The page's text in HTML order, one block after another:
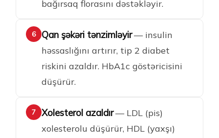
bağırsaq florasını dəstəkləyir.
6 Qan şəkəri tənzimləyir— insulin
həssaslığını artırır, tip 2 diabet
riskini azaldır. HbA1c göstəricisini
düşürür.
7 Xolesterol azaldır— LDL (pis)
xolesterolu düşürür, HDL (yaxşı)